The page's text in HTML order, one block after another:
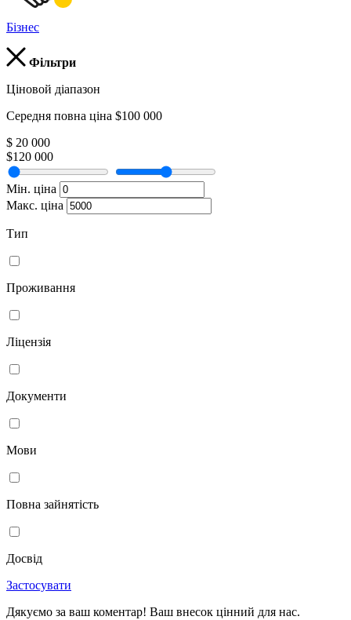
Бізнес
Фільтри
Ціновой діапазон
Середня повна ціна $100 000
$ 20 000
$120 000
Мін. ціна
Макс. ціна
Тип
Проживання
Ліцензія
Документи
Мови
Повна зайнятість
Досвід
Застосувати
Дякуємо за ваш коментар! Ваш внесок цінний для нас.